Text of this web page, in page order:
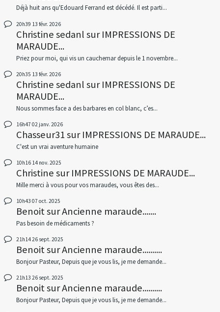
Déjà huit ans qu'Edouard Ferrand est décédé. Il est parti...
20h39 13 févr. 2026
Christine sedanlsurIMPRESSIONS DE
MARAUDE...
Priez pour moi, qui vis un cauchemar depuis le 1 novembre...
20h35 13 févr. 2026
Christine sedanlsurIMPRESSIONS DE
MARAUDE...
Nous sommes face a des barbares en col blanc, c’es...
16h47 02 janv. 2026
Chasseur31surIMPRESSIONS DE MARAUDE...
C'est un vrai aventure humaine
10h16 14 nov. 2025
ChristinesurIMPRESSIONS DE MARAUDE...
Mille merci à vous pour vos maraudes, vous êtes des...
10h43 07 oct. 2025
BenoitsurAncienne maraude.......
Pas besoin de médicaments ?
21h1426 sept. 2025
BenoitsurAncienne maraude..........
Bonjour Pasteur, Depuis que je vous lis, je me demande...
21h13 26 sept. 2025
BenoitsurAncienne maraude..........
Bonjour Pasteur, Depuis que je vous lis, je me demande...